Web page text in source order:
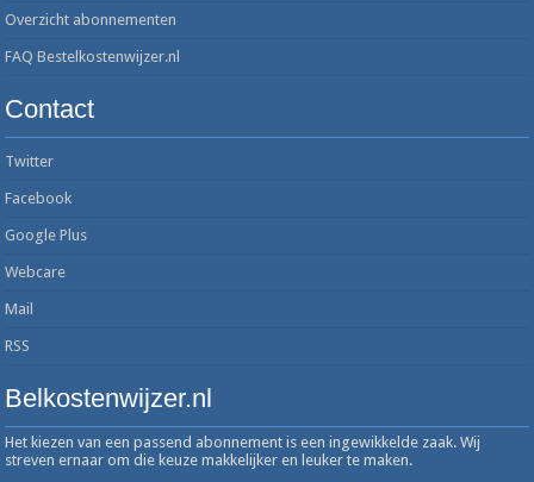
Overzicht abonnementen
FAQ Bestelkostenwijzer.nl
Contact
Twitter
Facebook
Google Plus
Webcare
Mail
RSS
Belkostenwijzer.nl
Het kiezen van een passend abonnement is een ingewikkelde zaak. Wij
streven ernaar om die keuze makkelijker en leuker te maken.